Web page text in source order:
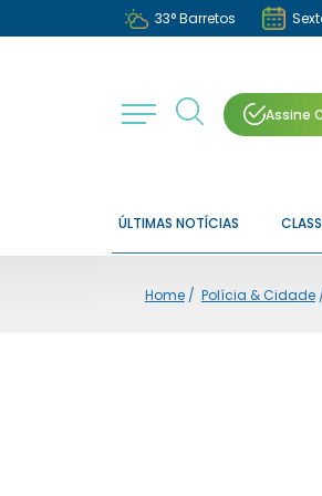
33°Barretos
Assine
ÚLTIMAS NOTÍCIAS
Home/ Polícia & Cidade